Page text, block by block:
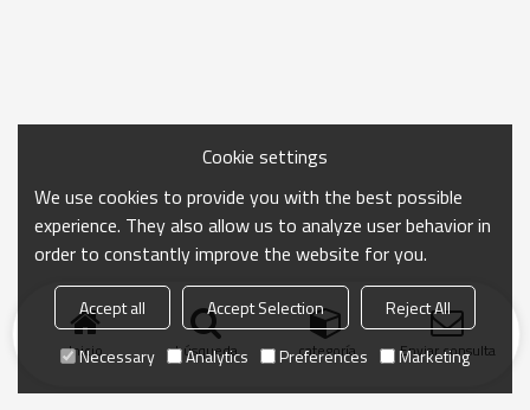
Inicio búsqueda categoría Enviar consulta
Cookie settings
We use cookies to provide you with the best possible
experience. They also allow us to analyze user behavior in
order to constantly improve the website for you.
Accept all Accept Selection
Reject All
Necessary
Analytics Preferences Marketing